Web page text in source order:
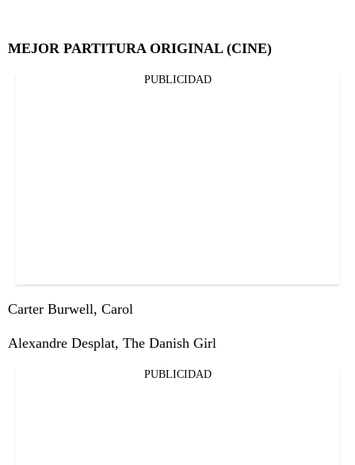
MEJOR PARTITURA ORIGINAL (CINE)
PUBLICIDAD
Carter Burwell, Carol
Alexandre Desplat, The Danish Girl
PUBLICIDAD